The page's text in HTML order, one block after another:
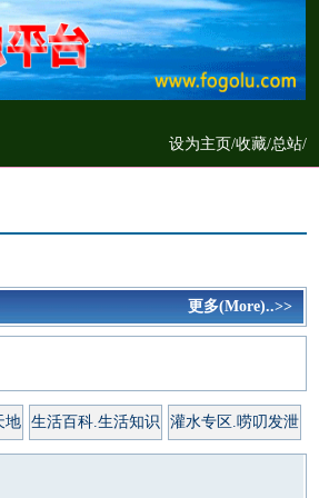
设为主页/收藏/总站/
更多(More)..>>
地 生活百科.生活知识 灌水专区.唠叨发泄